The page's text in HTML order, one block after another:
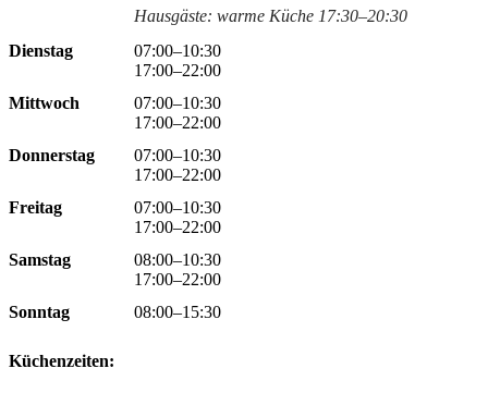
Hausgäste: warme Küche 17:30–20:30
Dienstag
07:00–10:30
17:00–22:00
Mittwoch
07:00–10:30
17:00–22:00
Donnerstag
07:00–10:30
17:00–22:00
Freitag
07:00–10:30
17:00–22:00
Samstag
08:00–10:30
17:00–22:00
Sonntag
08:00–15:30
Küchenzeiten: